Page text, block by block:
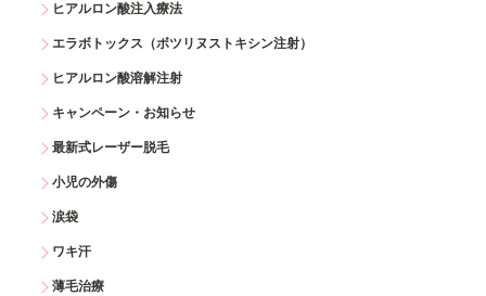
ヒアルロン酸注入療法
エラボトックス（ボツリヌストキシン注射）
ヒアルロン酸溶解注射
キャンペーン・お知らせ
最新式レーザー脱毛
小児の外傷
涙袋
ワキ汗
薄毛治療